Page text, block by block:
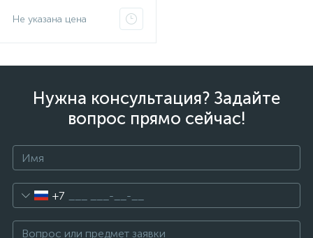
Не указана цена
Нужна консультация? Задайте
вопрос прямо сейчас!
+7